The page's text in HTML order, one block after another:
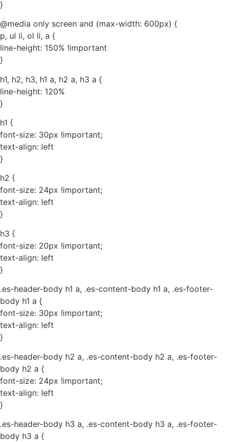
}
@media only screen and (max-width: 600px) {
p, ul li, ol li, a {
line-height: 150% !important
}
h1, h2, h3, h1 a, h2 a, h3 a {
line-height: 120%
}
h1 {
font-size: 30px !important;
text-align: left
}
h2 {
font-size: 24px !important;
text-align: left
}
h3 {
font-size: 20px !important;
text-align: left
}
.es-header-body h1 a, .es-content-body h1 a, .es-footer-
body h1 a {
font-size: 30px !important;
text-align: left
}
.es-header-body h2 a, .es-content-body h2 a, .es-footer-
body h2 a {
font-size: 24px !important;
text-align: left
}
.es-header-body h3 a, .es-content-body h3 a, .es-footer-
body h3 a {